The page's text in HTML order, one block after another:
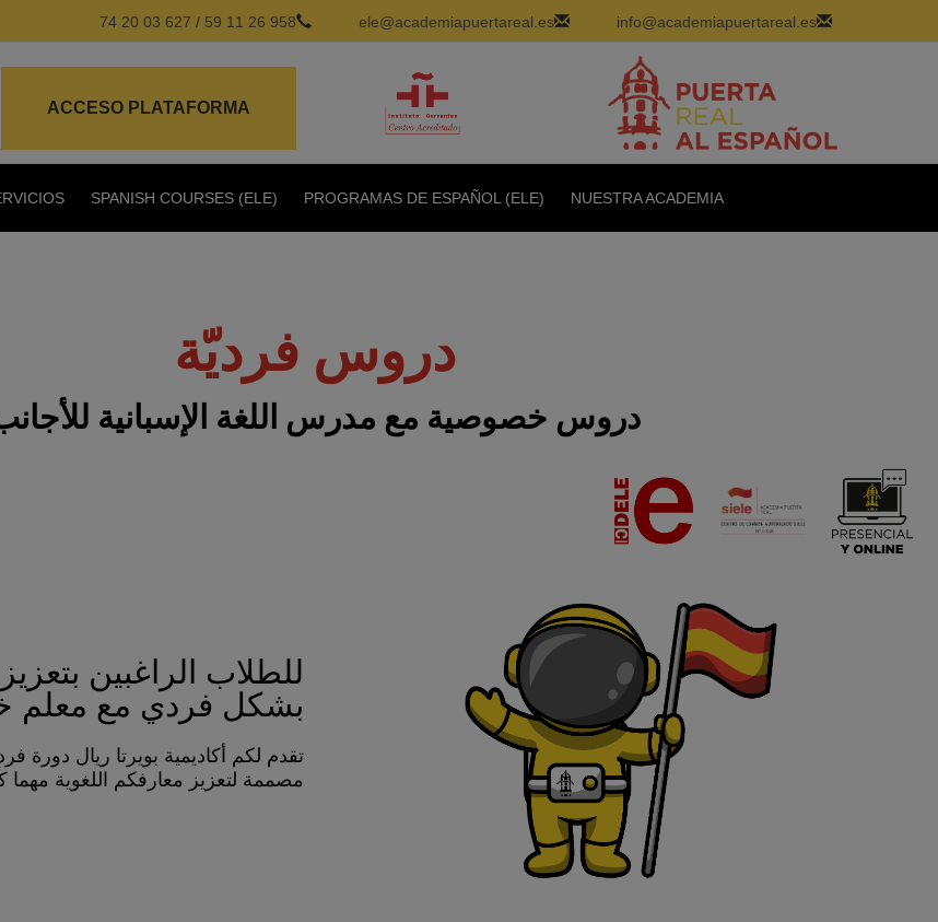
info@academiapuertareal.es
ele@academiapuertareal.es
958 26 11 59
/
627 03 20 74
ACCESO PLATAFORMA
NUESTRA ACADEMIA
PROGRAMAS DE ESPAÑOL (ELE)
SPANISH COURSES (ELE)
دروس فرديّة
دروس خصوصية مع مدرس اللغة الإسبانية
للطلاب الراغبين
بشكل فردي مع معلم
تقدم لكم أكاديمية بويرتا ريال دورة
مصممة لتعزيز معارفكم اللغوية مهما